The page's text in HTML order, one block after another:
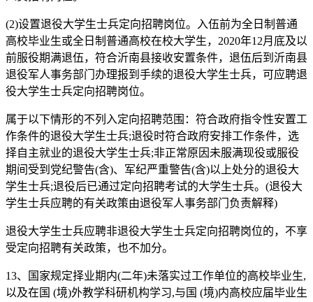
(2)设置退役大学生士兵定向招聘岗位。入伍前为全日制普通
高校毕业生或全日制普通高校在校大学生，2020年12月底及以
前服役期满退伍，符合沂南县接收安置条件，退伍后到沂南县
退役军人事务部门办理报到手续的退役大学生士兵，可应聘退
役大学生士兵定向招聘岗位。
属于以下情形的不列入定向招聘范围：符合政府指令性安置工
作条件的退役大学生士兵;退役时符合政府安排工作条件，选
择自主就业的退役大学生士兵;非正常原因未服满现役或服役
期间受到党纪警告(含)、军纪严重警告(含)以上处分的退役大
学生士兵;退役后已通过定向招聘考试的大学生士兵。(退役大
学生士兵应聘的有关政策由退役军人事务部门负责解释)
退役大学生士兵应聘非退役大学生士兵定向招聘岗位的，不享
受定向招聘有关政策，也不加分。
13、国家规定择业期内(二年)未落实过工作单位的高校毕业生,
以及在国 (境)外教学科研机构学习,与国 (境)内高校应届毕业生